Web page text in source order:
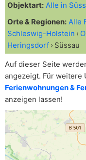
Objektart: Alle in
Orte & Regionen: Alle
Schleswig-Holstein
Heringsdorf
Süssau
Auf dieser Seite
angezeigt. Für weitere
Ferienwohnungen &
anzeigen lassen!